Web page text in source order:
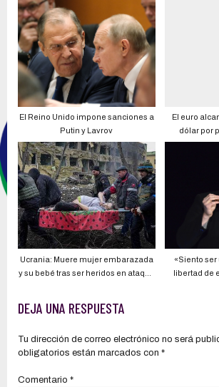
El Reino Unido impone sanciones a
Putin y Lavrov
El euro
dólar por
Ucrania: Muere mujer embarazada
y su bebé tras ser heridos en ataque
«Siento ser
libertad de
DEJA UNA RESPUESTA
Tu dirección de correo electrónico no será
obligatorios están marcados con *
Comentario *